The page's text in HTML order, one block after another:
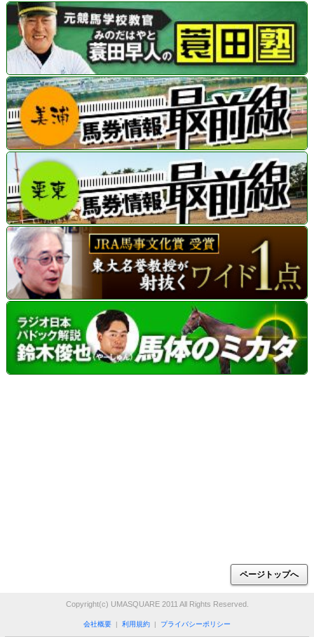
ページトップへ
Copyright(c) UMASQUARE 2011 All Rights Reserved.
会社概要 | 利用規約 | プライバシーポリシー